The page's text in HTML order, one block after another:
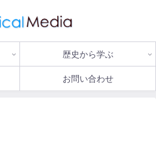
歴史から学ぶ
お問い合わせ